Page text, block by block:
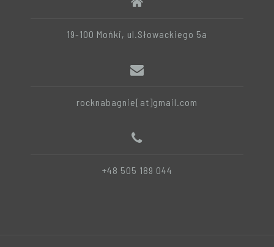
19-100 Mońki, ul.Słowackiego 5a
rocknabagnie[at]gmail.com
+48 505 189 044